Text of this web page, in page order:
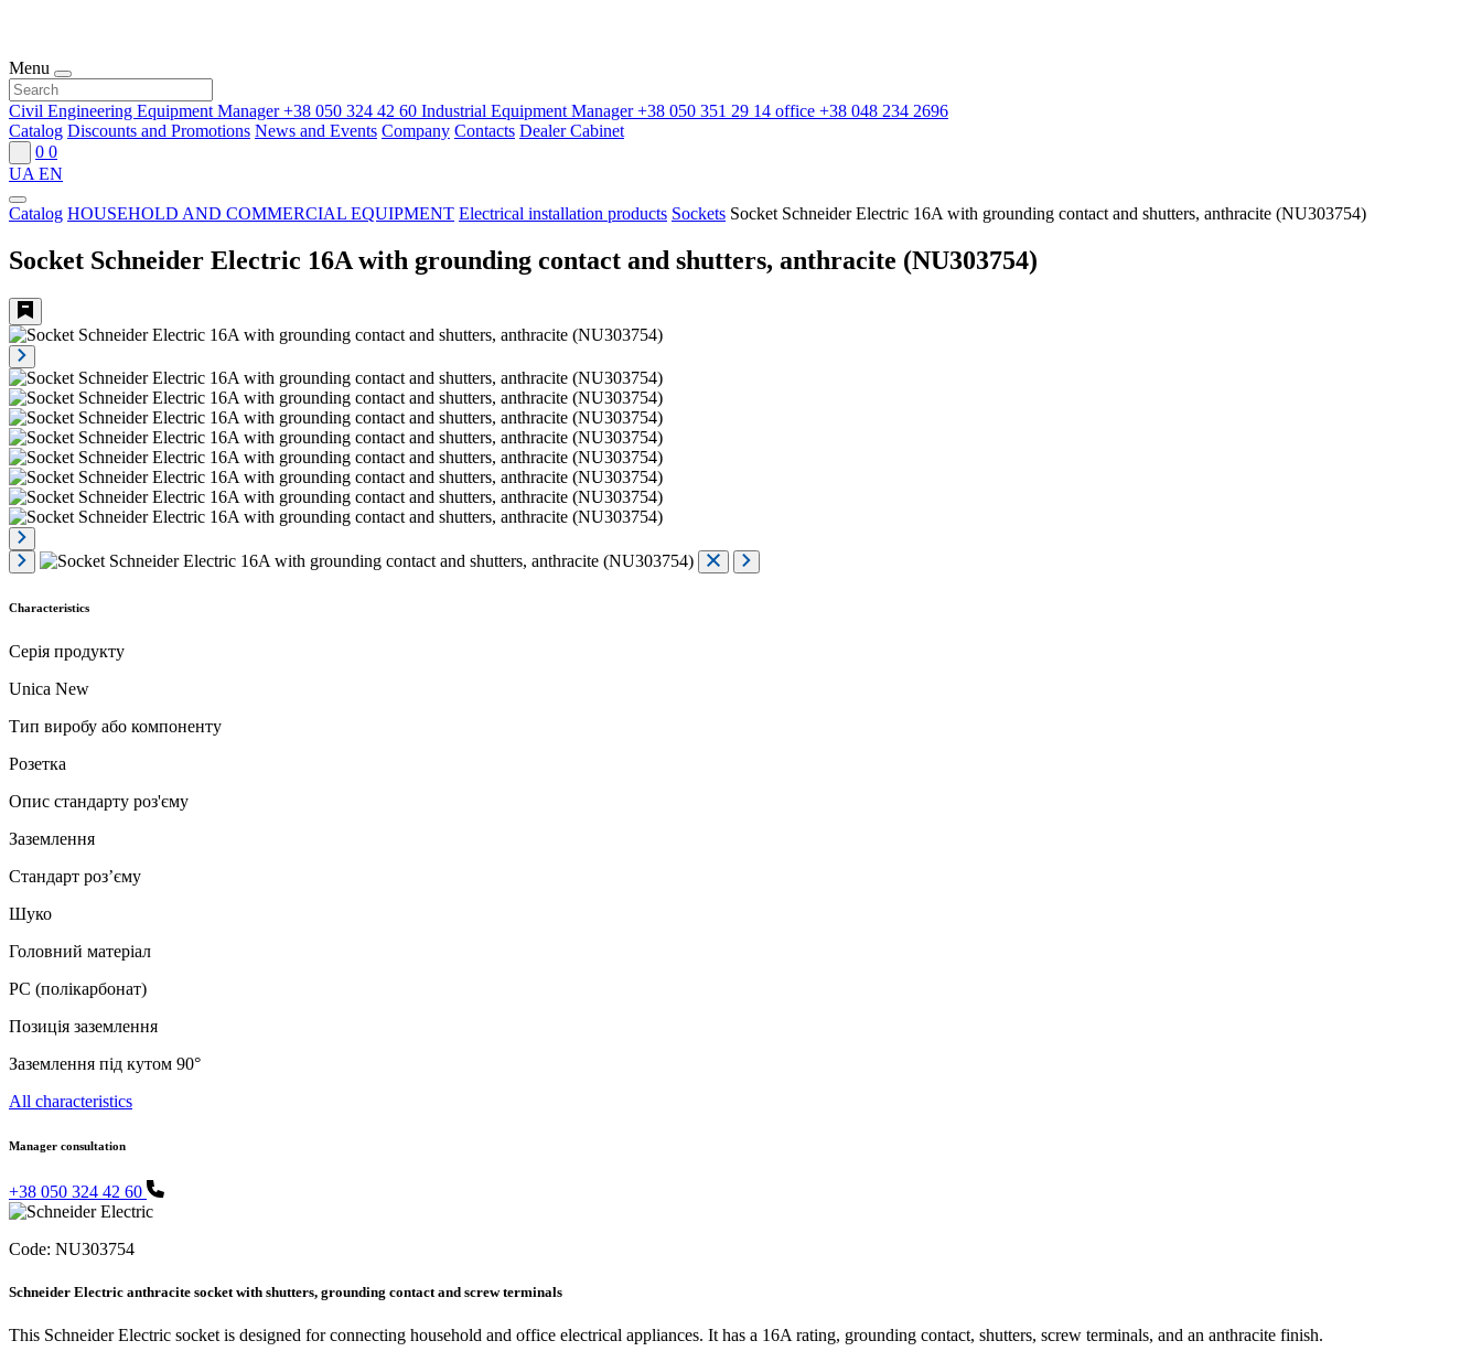
Menu
Civil Engineering Equipment Manager+38 050 324 42 60 Industrial Equipment Manager+38 050 351 29 14 office +38 048 234 2696
Catalog Discounts and Promotions News and Events Company Contacts Dealer Cabinet
0 0
UA EN
Catalog HOUSEHOLD AND COMMERCIAL EQUIPMENT Electrical installation products Sockets Socket Schneider Electric 16A with grounding contact and shutters, anthracite (NU303754)
Socket Schneider Electric 16A with grounding contact and shutters, anthracite (NU303754)
Characteristics
Серія продукту
Unica New
Тип виробу або компоненту
Розетка
Опис стандарту роз'єму
Заземлення
Стандарт роз’єму
Шуко
Головний матеріал
PC (полікарбонат)
Позиція заземлення
Заземлення під кутом 90°
All characteristics
Manager consultation
+38 050 324 42 60
Code: NU303754
Schneider Electric anthracite socket with shutters, grounding contact and screw terminals
This Schneider Electric socket is designed for connecting household and office electrical appliances. It has a 16A rating, grounding contact, shutters, screw terminals, and an anthracite finish.